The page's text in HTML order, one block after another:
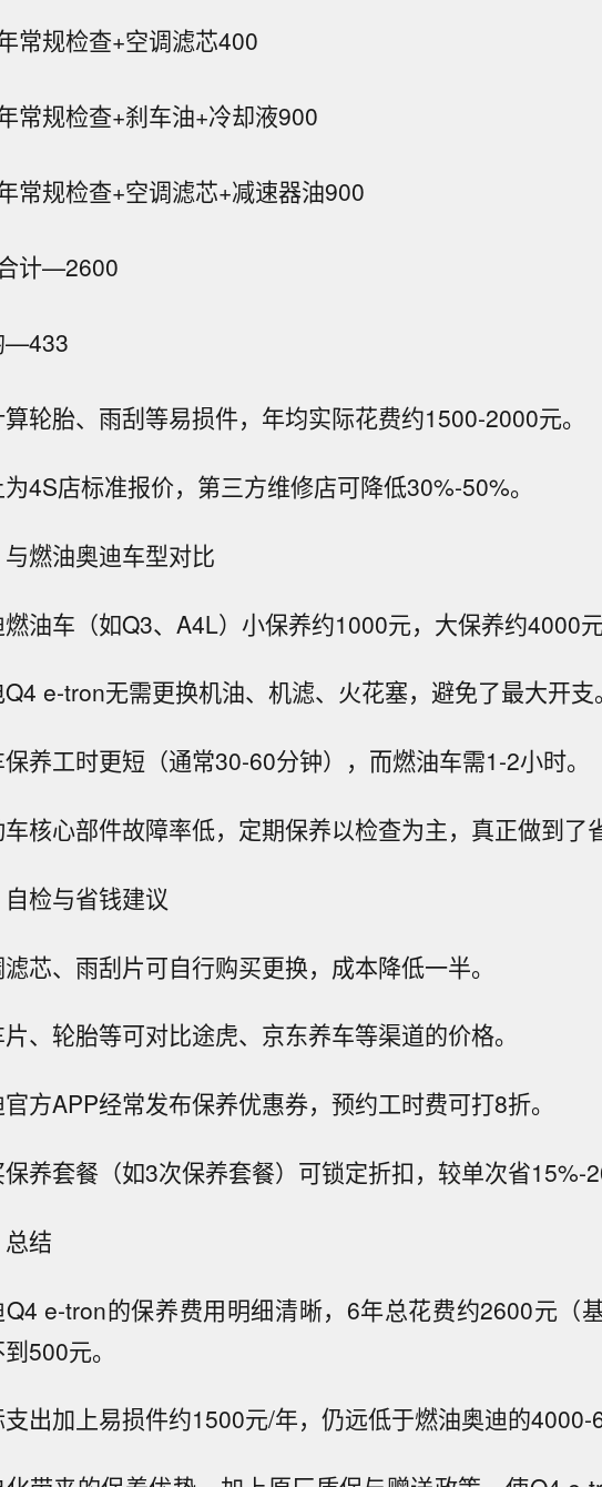
常规检查+空调滤芯400
常规检查+刹车油+冷却液900
常规检查+空调滤芯+减速器油900
计—2600
—433
轮胎、雨刮等易损件，年均实际花费约1500-2000元。
4S店标准报价，第三方维修店可降低30%-50%。
燃油奥迪车型对比
油车（如Q3、A4L）小保养约1000元，大保养约4000元
e-tron无需更换机油、机滤、火花塞，避免了最大开支。
保养工时更短（通常30-60分钟），而燃油车需1-2小时。
车核心部件故障率低，定期保养以检查为主，真正做到了
自检与省钱建议
芯、雨刮片可自行购买更换，成本降低一半。
、轮胎等可对比途虎、京东养车等渠道的价格。
方APP经常发布保养优惠券，预约工时费可打8折。
养套餐（如3次保养套餐）可锁定折扣，较单次省15%-
结
Q4 e-tron的保养费用明细清晰，6年总花费约2600元（
500元。
出加上易损件约1500元/年，仍远低于燃油奥迪的4000-